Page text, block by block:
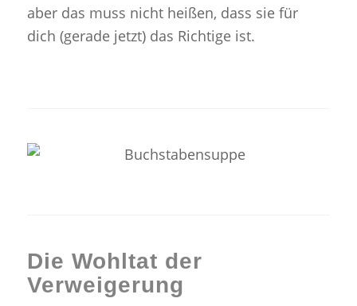
aber das muss nicht heißen, dass sie für
dich (gerade jetzt) das Richtige ist.
Die Wohltat der
Verweigerung